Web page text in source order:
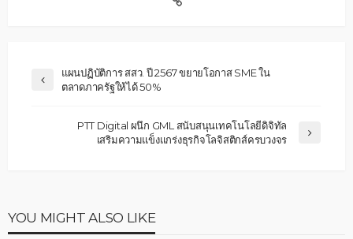
แผนปฏิบัติการ สสว. ปี 2567 ขยายโอกาส SME ใน
ตลาดภาครัฐให้ได้ 50%
PTT Digital ผนึก GML สนับสนุนเทคโนโลยีดิจิทัล
เสริมความแข็งแกร่งธุรกิจโลจิสติกส์ครบวงจร
YOU MIGHT ALSO LIKE